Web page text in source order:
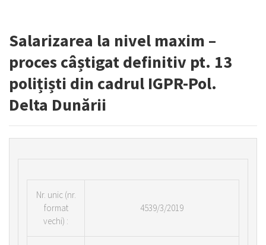
Salarizarea la nivel maxim –
proces câștigat definitiv pt. 13
polițiști din cadrul IGPR-Pol.
Delta Dunării
Nr. unic (nr.
format
vechi) :
4539/3/2019